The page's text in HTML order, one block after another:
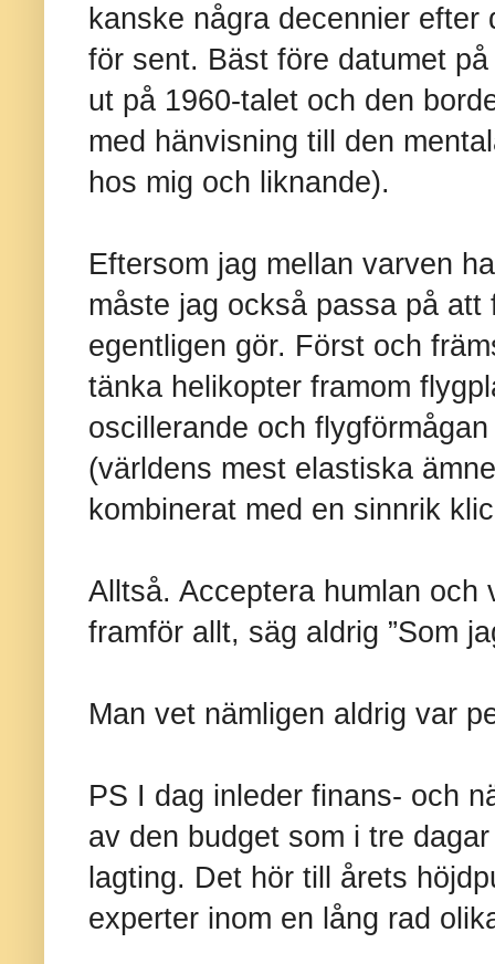
kanske några decennier
för sent. Bäst före datumet
ut på 1960-talet och den
med hänvisning till den
hos mig och liknande).
Eftersom jag mellan varven
måste jag också passa på att
egentligen gör. Först och
tänka helikopter framom
oscillerande och
(världens mest elastiska
kombinerat med en sinnrik
Alltså. Acceptera humlan och
framför allt, säg aldrig ”Som
Man vet nämligen aldrig var
PS I dag inleder finans- och
av den budget som i tre
lagting. Det hör till årets
experter inom en lång rad